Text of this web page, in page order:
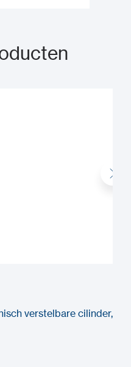
verstelbare cilinder,